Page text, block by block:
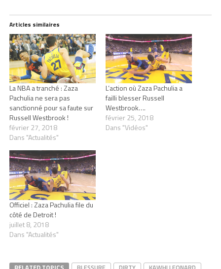
Articles similaires
La NBA a tranché : Zaza
Pachulia ne sera pas
sanctionné pour sa faute sur
Russell Westbrook !
février 27, 2018
Dans "Actualités"
L’action où Zaza Pachulia a
failli blesser Russell
Westbrook….
février 25, 2018
Dans "Vidéos"
Officiel : Zaza Pachulia file du
côté de Detroit !
juillet 8, 2018
Dans "Actualités"